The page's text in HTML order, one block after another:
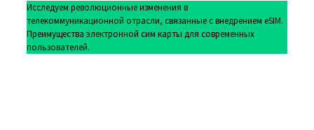
Исследуем революционные изменения в
телекоммуникационной отрасли, связанные с внедрением eSIM.
Преимущества электронной сим карты для современных
пользователей.